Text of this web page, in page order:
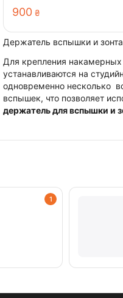
Держатель вспышки и
Для крепления накамерных
устанавливаются на
одновременно несколько
вспышек, что позволяет
держатель для вспышки и
‍900‍ ₴
1